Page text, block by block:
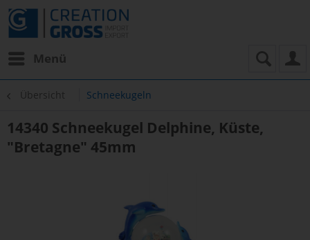
Menü
Übersicht Schneekugeln
14340 Schneekugel Delphine, Küste,
"Bretagne" 45mm